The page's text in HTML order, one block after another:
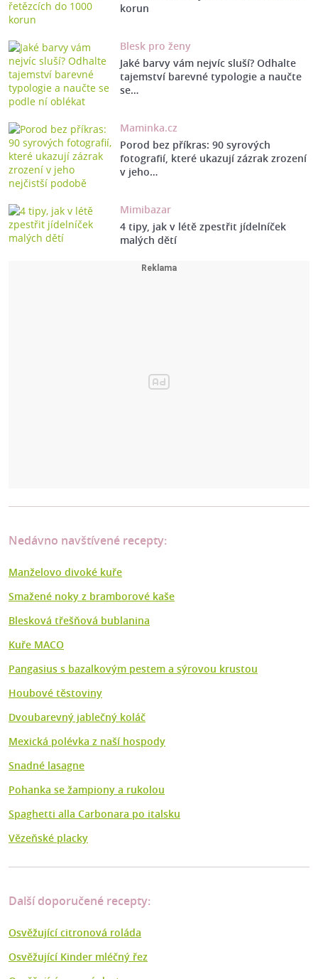
korun
Blesk pro ženy
Jaké barvy vám nejvíc sluší? Odhalte
tajemství barevné typologie a naučte
se…
Maminka.cz
Porod bez příkras: 90 syrových
fotografií, které ukazují zázrak zrození
v jeho…
Mimibazar
4 tipy, jak v létě zpestřit jídelníček
malých dětí
Nedávno navštívené recepty:
Manželovo divoké kuře
Smažené noky z bramborové kaše
Blesková třešňová bublanina
Kuře MACO
Pangasius s bazalkovým pestem a sýrovou krustou
Houbové těstoviny
Dvoubarevný jablečný koláč
Mexická polévka z naší hospody
Snadné lasagne
Pohanka se žampiony a rukolou
Spaghetti alla Carbonara po italsku
Vězeňské placky
Další doporučené recepty:
Osvěžující citronová roláda
Osvěžující Kinder mléčný řez